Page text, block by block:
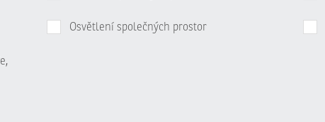
Osvětlení společných prostor